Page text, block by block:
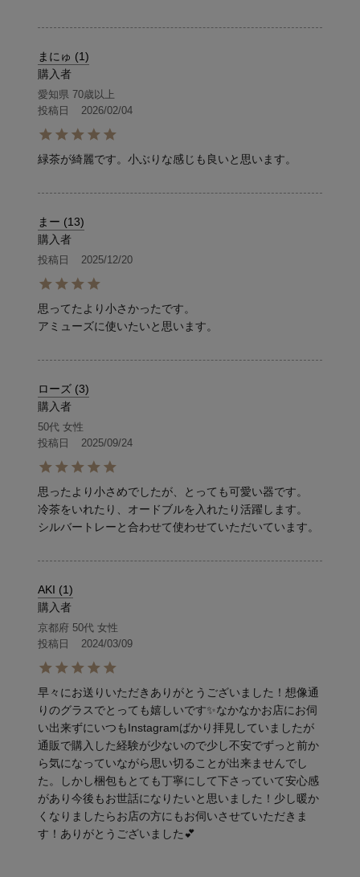
まにゅ
1
購入者
愛知県 70歳以上
投稿日
2026/02/04
緑茶が綺麗です。小ぶりな感じも良いと思います。
まー 13
購入者
投稿日 2025/12/20
思ってたより小さかったです。
アミューズに使いたいと思います。
ローズ 3
購入者
50代 女性
投稿日
2025/09/24
思ったより小さめでしたが、とっても可愛い器です。
冷茶をいれたり、オードブルを入れたり活躍します。
シルバートレーと合わせて使わせていただいています。
AKI 1
購入者
京都府 50代 女性
投稿日
2024/03/09
早々にお送りいただきありがとうございました！想像通
りのグラスでとっても嬉しいです✨なかなかお店にお伺
い出来ずにいつもInstagramばかり拝見していましたが
通販で購入した経験が少ないので少し不安でずっと前か
ら気になっていながら思い切ることが出来ませんでし
た。しかし梱包もとても丁寧にして下さっていて安心感
があり今後もお世話になりたいと思いました！少し暖か
くなりましたらお店の方にもお伺いさせていただきま
す！ありがとうございました💕